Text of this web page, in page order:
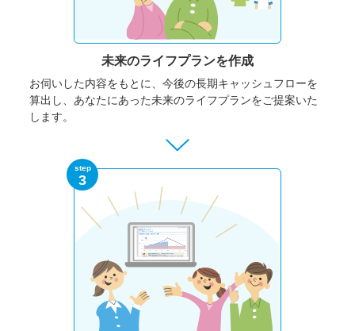
未来のライフプランを作成
お伺いした内容をもとに、今後の長期キャッシュフローを
算出し、あなたにあった未来のライフプランをご提案いた
します。
step
3